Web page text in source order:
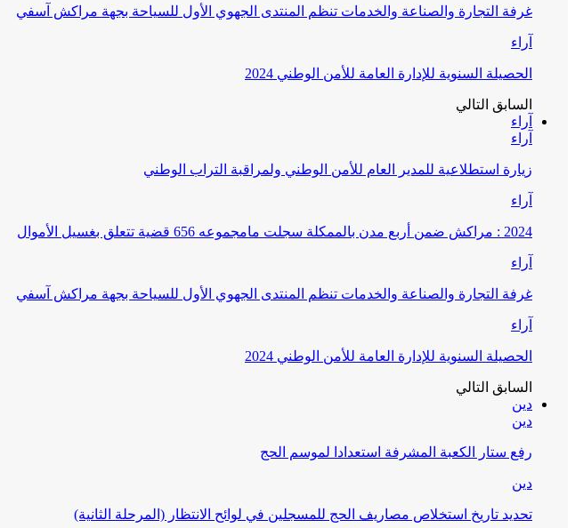
غرفة التجارة والصناعة والخدمات تنظم المنتدى الجهوي الأول للسياحة بجهة مراكش آسفي
آراء
الحصيلة السنوية للإدارة العامة للأمن الوطني 2024
السابق التالي
آراء
آراء
زيارة استطلاعية للمدير العام للأمن الوطني ولمراقبة التراب الوطني
آراء
2024 : مراكش ضمن أربع مدن بالممكلة سجلت مامجموعه 656 قضية تتعلق بغسيل الأموال
آراء
غرفة التجارة والصناعة والخدمات تنظم المنتدى الجهوي الأول للسياحة بجهة مراكش آسفي
آراء
الحصيلة السنوية للإدارة العامة للأمن الوطني 2024
السابق التالي
دين
دين
رفع ستار الكعبة المشرفة استعدادا لموسم الحج
دين
تحديد تاريخ استخلاص مصاريف الحج للمسجلين في لوائح الانتظار (المرحلة الثانية)